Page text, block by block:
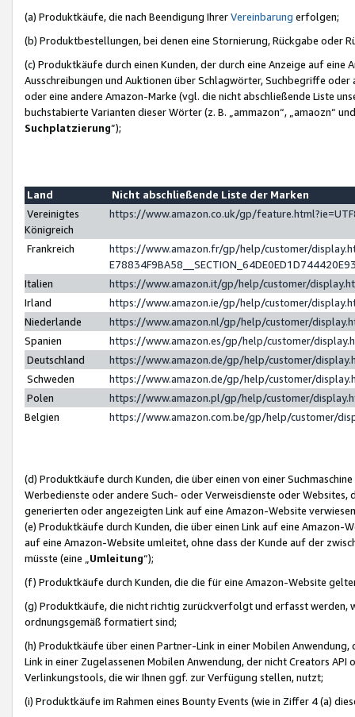
(a) Produktkäufe, die nach Beendigung IhrerVereinbarung erfolgen;
(b) Produktbestellungen, bei denen eine Stornierung, Rückgabe oder
(c) Produktkäufe durch einen Kunden, der durch eine Anzeige auf
Ausschreibungen und Auktionen über Schlagwörter, Suchbegriffe
oder eine andere Amazon-Marke (vgl. die nicht abschließende Liste
buchstabierte Varianten dieser Wörter (z. B. „ammazon“, „amaozn“
Suchplatzierung”);
Land
Nicht abschließende Liste der Marken
Vereinigtes
Königreich
https://www.amazon.co.uk/gp/
Frankreich
https://www.amazon.fr/gp/help/customer/
Italien
https://www.amazon.it/gp/help/customer/
Irland
https://www.amazon.ie/gp/help/customer/
Niederlande
https://www.amazon.nl/gp/help/customer/
Spanien
https://www.amazon.es/gp/help/customer/
Deutschland
https://www.amazon.de/gp/help/customer/
Schweden
https://www.amazon.de/gp/help/customer/
Polen
https://www.amazon.pl/gp/help/customer/
Belgien
https://www.amazon.com.be/gp/help/customer/
(d) Produktkäufe durch Kunden, die über einen von einer
Werbedienste oder andere Such- oder Verweisdienste oder Websites,
generierten oder angezeigten Link auf eine Amazon-Website
(e) Produktkäufe durch Kunden, die über einen Link auf eine
auf eine Amazon-Website umleitet, ohne dass der Kunde auf der
müsste (eine „ Umleitung“);
(f) Produktkäufe durch Kunden, die die für eine Amazon-Website
(g) Produktkäufe, die nicht richtig zurückverfolgt und erfasst werden,
ordnungsgemäß formatiert sind;
(h) Produktkäufe über einen Partner-Link in einer Mobilen
Link in einer Zugelassenen Mobilen Anwendung, der nicht Creators
Verlinkungstools, die wir Ihnen ggf. zur Verfügung stellen, nutzt;
(i) Produktkäufe im Rahmen eines Bounty Events (wie in Ziffer 4 (a)